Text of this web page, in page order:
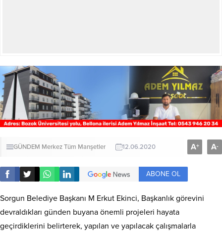
GÜNDEM MerkezTüm Manşetler 12.06.2020 A+ A-
ABONE OL
Sorgun Belediye Başkanı M Erkut Ekinci, Başkanlık görevini
devraldıkları günden buyana önemli projeleri hayata
geçirdiklerini belirterek, yapılan ve yapılacak çalışmalarla